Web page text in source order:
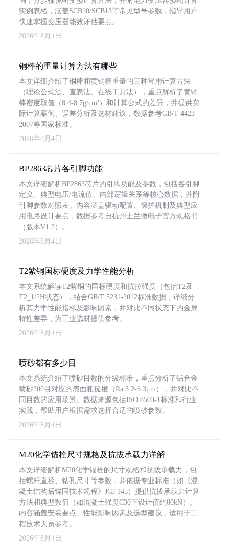
实例表格，涵盖SCB10/SCB13等常见型号参数，指导用户
快速掌握变压器能效评估要点。
2026年8月4日
铜棒的重量计算方法有哪些
本文详细介绍了铜棒和黄铜棒重量的三种常用计算方法
（理论公式法、查表法、在线工具法），重点解析了黄铜
棒密度取值（8.4-8.7g/cm³）和计算公式的差异，并提供实
际计算案例、误差分析及选材建议，数据参考GB/T 4423-
2007等国家标准。
2026年8月4日
BP2863芯片各引脚功能
本文详细解析BP2863芯片的引脚功能及参数，包括各引脚
定义、典型电压/电流值、内部逻辑关系等核心数据，并附
引脚参数对照表。内容涵盖驱动配置、保护机制及典型应
用电路设计要点，数据参考自杭州士兰微电子官方规格书
（版本V1.2）。
2026年8月4日
T2紫铜国标硬度及力学性能分析
本文系统解读T2紫铜的国标硬度和抗拉强度（包括T2及
T2_1/2H状态），结合GB/T 5231-2012标准数据，详细分
析其力学性能指标及影响因素，并对比不同状态下的金属
特性差异，为工业选材提供参考。
2026年8月4日
喷砂都有多少目
本文系统介绍了喷砂目数的分级标准，重点分析了铝合金
喷砂200目对应的表面粗糙度（Ra 3.2-6.3μm），并对比不
同目数的应用场景。数据来源包括ISO 8503-1标准和行业
实践，帮助用户根据需求选择合适的喷砂参数。
2026年8月4日
M20化学锚栓尺寸规格及抗拔承载力详解
本文详细解析M20化学锚栓的尺寸规格和抗拔承载力，包
括螺杆直径、钻孔尺寸等参数，并依据专业标准（如《混
凝土结构后锚固技术规程》JGJ 145）提供抗拔承载力计算
方法和典型数值（如混凝土强度C30下设计值约80kN）。
内容涵盖安装要点、性能影响因素及选型建议，适用于工
程技术人员参考。
2026年8月4日